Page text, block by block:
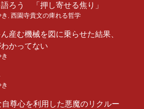
ろう 「押し寄せる焦り」
, 西園寺貴文の痺れる哲学
産む機械を図に乗らせた結果、
かってない
尊心を利用した悪魔のリクルー